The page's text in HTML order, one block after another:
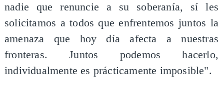
nadie que renuncie a su soberanía, sí les
solicitamos a todos que enfrentemos juntos la
amenaza que hoy día afecta a nuestras
fronteras. Juntos podemos hacerlo,
individualmente es prácticamente imposible".